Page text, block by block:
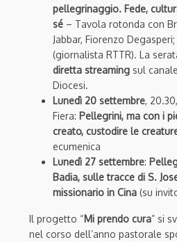
pellegrinaggio. Fede,
sé – Tavola rotonda con
Jabbar, Fiorenzo
(giornalista RTTR). La
diretta streaming sul
Diocesi.
Lunedì 20 settembre,
Fiera: Pellegrini, ma con i
creato, custodire le
ecumenica
Lunedì 27 settembre:
Badia, sulle tracce di S.
missionario in Cina (su
Il progetto “Mi prendo cura” si
nel corso dell’anno pastorale